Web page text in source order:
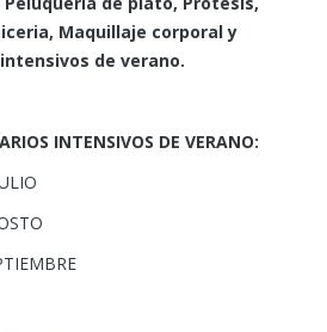
Maquillaje corporal y
de verano.
INTENSIVOS DE VERANO: